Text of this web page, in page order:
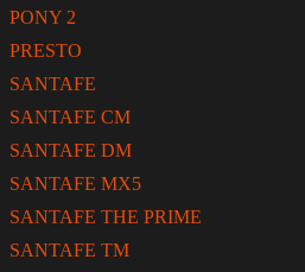
PONY 2
PRESTO
SANTAFE
SANTAFE CM
SANTAFE DM
SANTAFE MX5
SANTAFE THE PRIME
SANTAFE TM